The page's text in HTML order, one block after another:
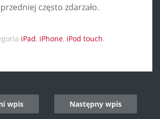
często zdarzało.
iPad, iPhone, iPod touch.
wpis Następny wpis